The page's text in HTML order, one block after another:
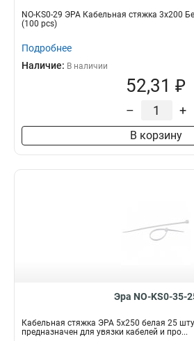
NO-KS0-29 ЭРА Кабельная стяжка 3x200
(100 pcs)
Подробнее
Наличие: В наличии
52,31 ₽
– +
В корзину
Эра NO-KS0-35-
Кабельная стяжка ЭРА 5x250 белая 25
предназначен для увязки кабелей и про...